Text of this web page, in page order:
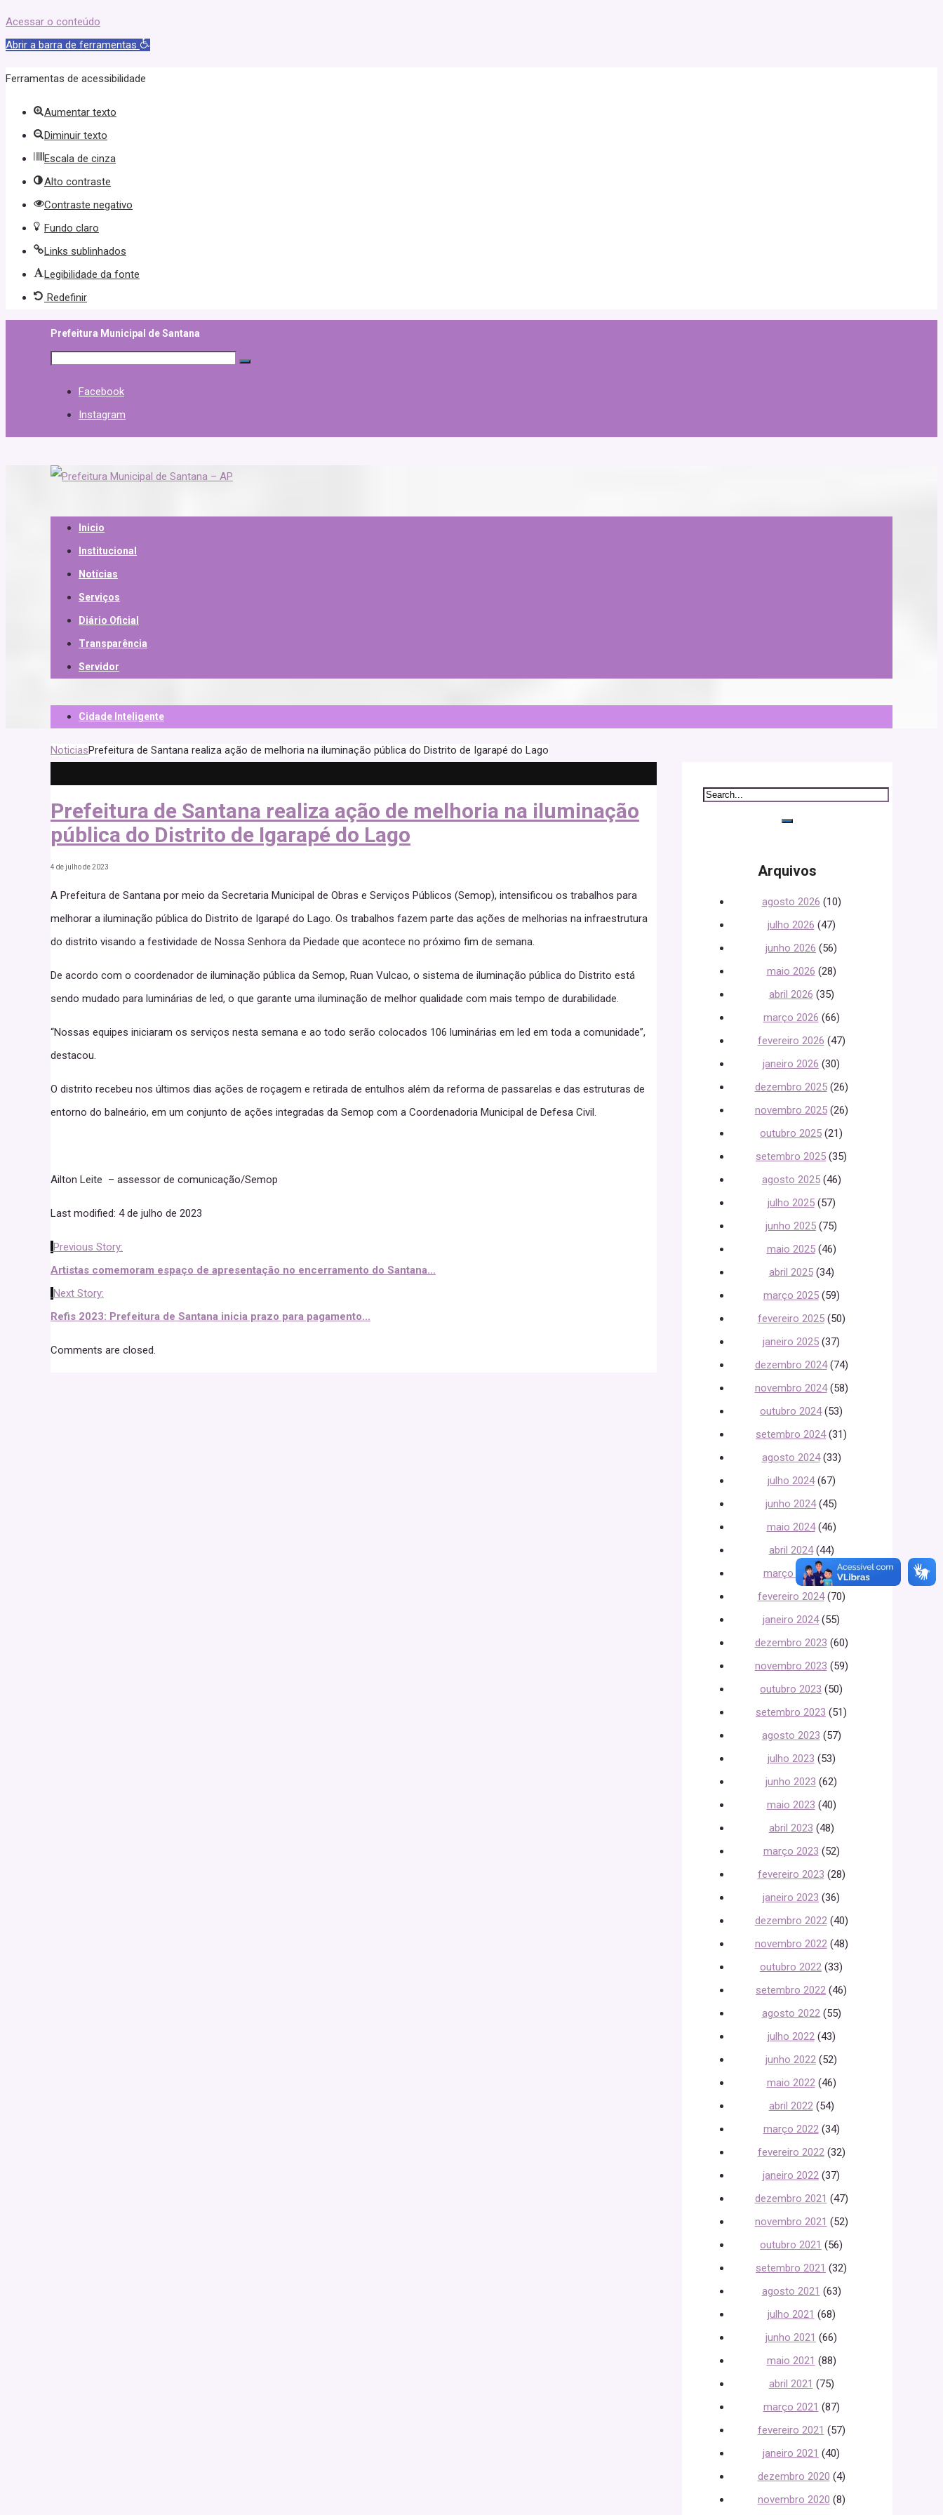
Acessar o conteúdo
Abrir a barra de ferramentas
Ferramentas de acessibilidade
Aumentar texto
Diminuir texto
Escala de cinza
Alto contraste
Contraste negativo
Fundo claro
Links sublinhados
Legibilidade da fonte
Redefinir
Prefeitura Municipal de Santana
Facebook
Instagram
Inicio
Institucional
Notícias
Serviços
Diário Oficial
Transparência
Servidor
Cidade Inteligente
NoticiasPrefeitura de Santana realiza ação de melhoria na iluminação pública do Distrito de Igarapé do Lago
Prefeitura de Santana realiza ação de melhoria na iluminação
pública do Distrito de Igarapé do Lago
4 de julho de 2023
A Prefeitura de Santana por meio da Secretaria Municipal de Obras e Serviços Públicos (Semop), intensificou os trabalhos para
melhorar a iluminação pública do Distrito de Igarapé do Lago. Os trabalhos fazem parte das ações de melhorias na infraestrutura
do distrito visando a festividade de Nossa Senhora da Piedade que acontece no próximo fim de semana.
De acordo com o coordenador de iluminação pública da Semop, Ruan Vulcao, o sistema de iluminação pública do Distrito está
sendo mudado para luminárias de led, o que garante uma iluminação de melhor qualidade com mais tempo de durabilidade.
“Nossas equipes iniciaram os serviços nesta semana e ao todo serão colocados 106 luminárias em led em toda a comunidade”,
destacou.
O distrito recebeu nos últimos dias ações de roçagem e retirada de entulhos além da reforma de passarelas e das estruturas de
entorno do balneário, em um conjunto de ações integradas da Semop com a Coordenadoria Municipal de Defesa Civil.
Ailton Leite – assessor de comunicação/Semop
Last modified: 4 de julho de 2023
Previous Story:
Artistas comemoram espaço de apresentação no encerramento do Santana...
Next Story:
Refis 2023: Prefeitura de Santana inicia prazo para pagamento...
Comments are closed.
Arquivos
agosto 2026 (10)
julho 2026 (47)
junho 2026 (56)
maio 2026 (28)
abril 2026 (35)
março 2026 (66)
fevereiro 2026 (47)
janeiro 2026 (30)
dezembro 2025(26)
novembro 2025(26)
outubro 2025 (21)
setembro 2025 (35)
agosto 2025(46)
julho 2025(57)
junho 2025 (75)
maio 2025(46)
abril 2025(34)
março 2025(59)
fevereiro 2025(50)
janeiro 2025 (37)
dezembro 2024(74)
novembro 2024(58)
outubro 2024(53)
setembro 2024(31)
agosto 2024(33)
julho 2024(67)
junho 2024(45)
maio 2024(46)
abril 2024(44)
março 2024(34)
fevereiro 2024(70)
janeiro 2024(55)
dezembro 2023 (60)
novembro 2023 (59)
outubro 2023 (50)
setembro 2023 (51)
agosto 2023 (57)
julho 2023 (53)
junho 2023 (62)
maio 2023 (40)
abril 2023 (48)
março 2023 (52)
fevereiro 2023 (28)
janeiro 2023 (36)
dezembro 2022(40)
novembro 2022(48)
outubro 2022 (33)
setembro 2022 (46)
agosto 2022(55)
julho 2022(43)
junho 2022 (52)
maio 2022(46)
abril 2022(54)
março 2022(34)
fevereiro 2022(32)
janeiro 2022 (37)
dezembro 2021 (47)
novembro 2021 (52)
outubro 2021 (56)
setembro 2021 (32)
agosto 2021 (63)
julho 2021 (68)
junho 2021 (66)
maio 2021 (88)
abril 2021 (75)
março 2021 (87)
fevereiro 2021 (57)
janeiro 2021 (40)
dezembro 2020 (4)
novembro 2020 (8)